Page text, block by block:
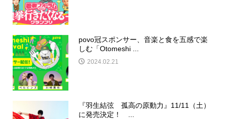
povo冠スポンサー、音楽と食を五感で楽
しむ「Otomeshi ...
2024.02.21
『羽生結弦 孤高の原動力』11/11（土）
に発売決定！ ...